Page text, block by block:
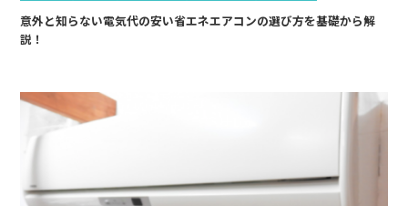
意外と知らない電気代の安い省エネエアコンの選び方を基礎から解
説！